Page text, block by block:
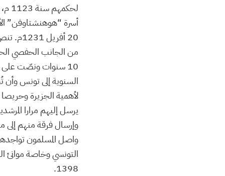
أسرة “هوهنشتاوفن”
20
من الجانب الحفصي
10 سنوات ونصّت
السنوية إلى تونس وأن
لأهمية الجزيرة وحريصا
يرسل إليهم مرارا
وإرسال فرقة منهم
واصل المسلمون
التونسي وخاصة موانئ
1398.